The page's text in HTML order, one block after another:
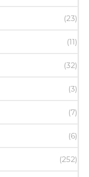
(23)
(11)
(32)
(3)
(7)
(6)
(252)